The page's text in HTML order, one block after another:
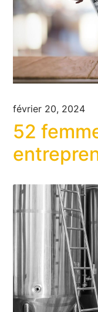
février 20, 2024
52